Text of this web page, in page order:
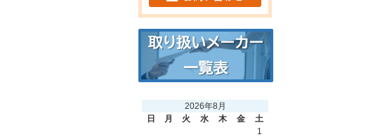
2026年8月
日
月 火 水 木 金
土
1